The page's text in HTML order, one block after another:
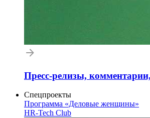
Пресс-релизы,
Спецпроекты
Программа «Деловые женщины»
HR-Tech Club